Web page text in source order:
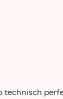
technisch